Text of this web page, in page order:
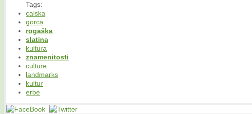
Tags:
calska
gorca
rogaška
slatina
kultura
znamenitosti
culture
landmarks
kultur
erbe